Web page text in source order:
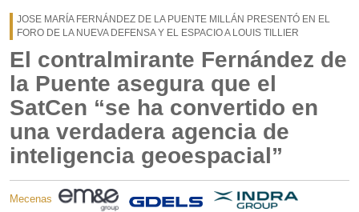
JOSE MARÍA FERNÁNDEZ DE LA PUENTE MILLÁN PRESENTÓ EN EL
FORO DE LA NUEVA DEFENSA Y EL ESPACIO A LOUIS TILLIER
El contralmirante Fernández de
la Puente asegura que el
SatCen “se ha convertido en
una verdadera agencia de
inteligencia geoespacial”
Mecenas